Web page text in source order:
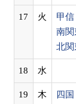
17 火
甲
南
北
18 水
19 木 四